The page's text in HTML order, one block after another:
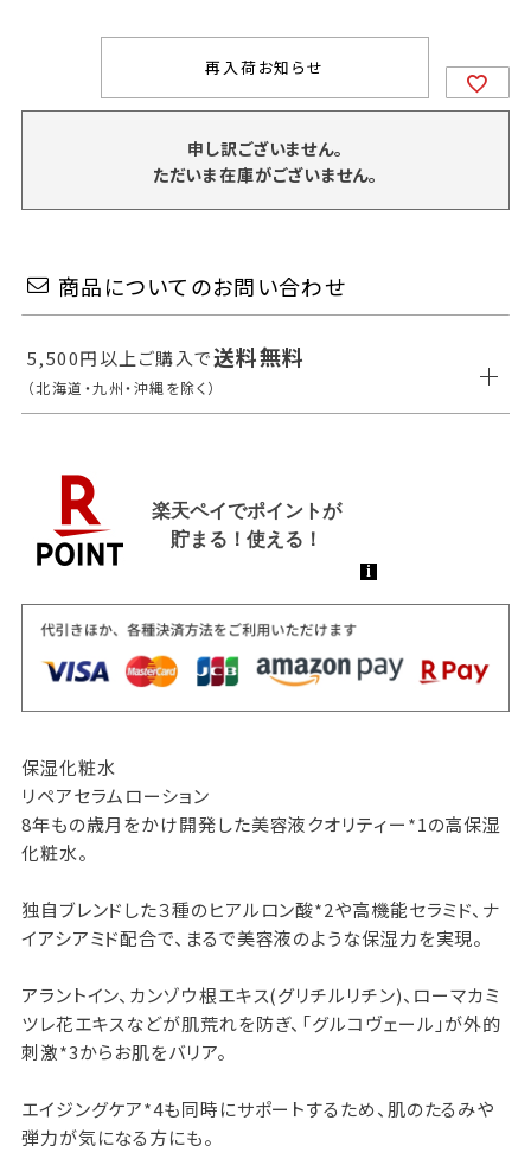
再入荷お知らせ
申し訳ございません。
ただいま在庫がございません。
商品についてのお問い合わせ
5,500円以上ご購入で送料無料
（北海道・九州・沖縄を除く）
保湿化粧水
リペアセラムローション
8年もの歳月をかけ開発した美容液クオリティー*1の高保湿
化粧水。
独自ブレンドした３種のヒアルロン酸*2や高機能セラミド、ナ
イアシアミド配合で、まるで美容液のような保湿力を実現。
アラントイン、カンゾウ根エキス(グリチルリチン)、ローマカミ
ツレ花エキスなどが肌荒れを防ぎ、「グルコヴェール」が外的
刺激*3からお肌をバリア。
エイジングケア*4も同時にサポートするため、肌のたるみや
弾力が気になる方にも。